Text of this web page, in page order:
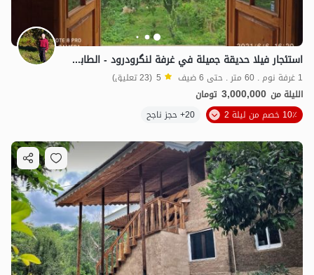
1.3مليون ت 4.7
استئجار فيلا حديقة جميلة في غرفة لنگرودرود - الطابق العلوي
1 غرفة نوم . 60 متر . حتى 6 ضيف 5 (23 تعليق)
الليلة من 3,000,000 تومان
10٪ خصم من ليلة 2
20+ حجز ناجح